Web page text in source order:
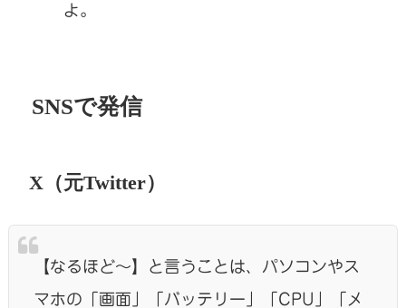
よ。
SNSで発信
X（元Twitter）
【なるほど〜】と言うことは、パソコンやス
マホの「画面」「バッテリー」「CPU」「メ